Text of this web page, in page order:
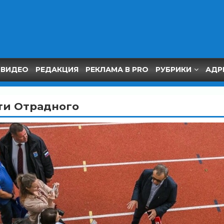
ВИДЕО РЕДАКЦИЯ РЕКЛАМА В PRO РУБРИКИ
Отрадного